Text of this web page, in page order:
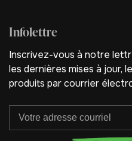
Infolettre
Inscrivez-vous à notre
les dernières mises à jour,
produits par courrier